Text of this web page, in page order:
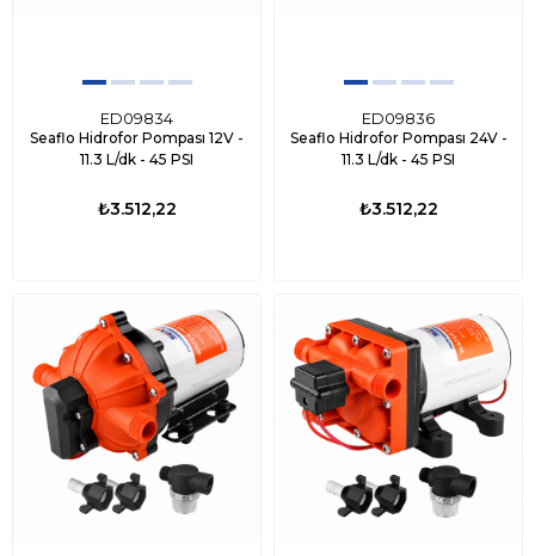
ED09834
Seaflo Hidrofor Pompası 12V -
11.3 L/dk - 45 PSI
₺3.512,22
ED09836
Seaflo Hidrofor Pompası 24V -
11.3 L/dk - 45 PSI
₺3.512,22